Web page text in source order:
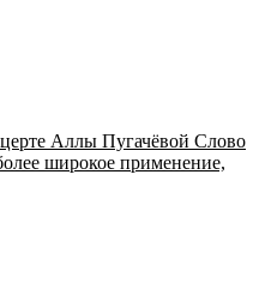
Аллы Пугачёвой Слово
широкое применение,